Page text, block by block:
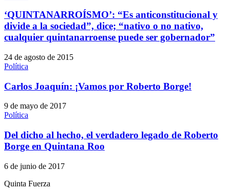
‘QUINTANARROÍSMO’: “Es anticonstitucional y
divide a la sociedad”, dice; “nativo o no nativo,
cualquier quintanarroense puede ser gobernador”
24 de agosto de 2015
Política
Carlos Joaquín: ¡Vamos por Roberto Borge!
9 de mayo de 2017
Política
Del dicho al hecho, el verdadero legado de Roberto
Borge en Quintana Roo
6 de junio de 2017
Quinta Fuerza